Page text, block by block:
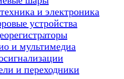
и электроника
устройства
и мультимедиа
и переходники